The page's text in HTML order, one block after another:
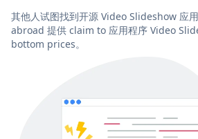
其他人试图找到开源 Video Slideshow 应
abroad 提供 claim to 应用程序 Video
bottom prices。